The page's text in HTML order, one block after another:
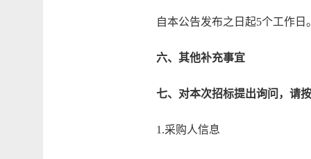
自本公告发布之日起5个工作日。
六、其他补充事宜
七、对本次招标提出询问，请
1.采购人信息